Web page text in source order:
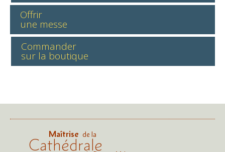
Offrir
une messe
Commander
sur la boutique
Maîtrise de la
Cathédrale